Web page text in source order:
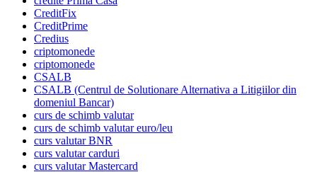
CreditFix
CreditPrime
Credius
criptomonede
criptomonede
CSALB
CSALB (Centrul de Solutionare Alternativa a Litigiilor din
domeniul Bancar)
curs de schimb valutar
curs de schimb valutar euro/leu
curs valutar BNR
curs valutar carduri
curs valutar Mastercard